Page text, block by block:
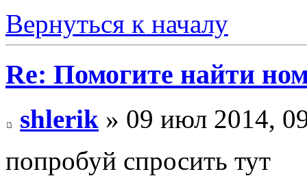
Вернуться к началу
Re: Помогите найти
shlerik » 09 июл 2014,
попробуй спросить тут